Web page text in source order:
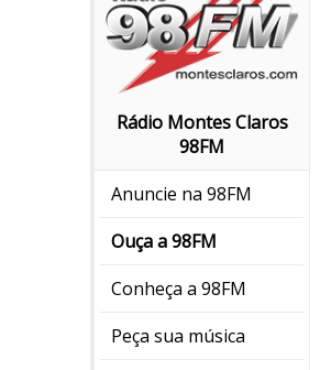
Rádio Montes Claros
98FM
Anuncie na 98FM
Ouça a 98FM
Conheça a 98FM
Peça sua música